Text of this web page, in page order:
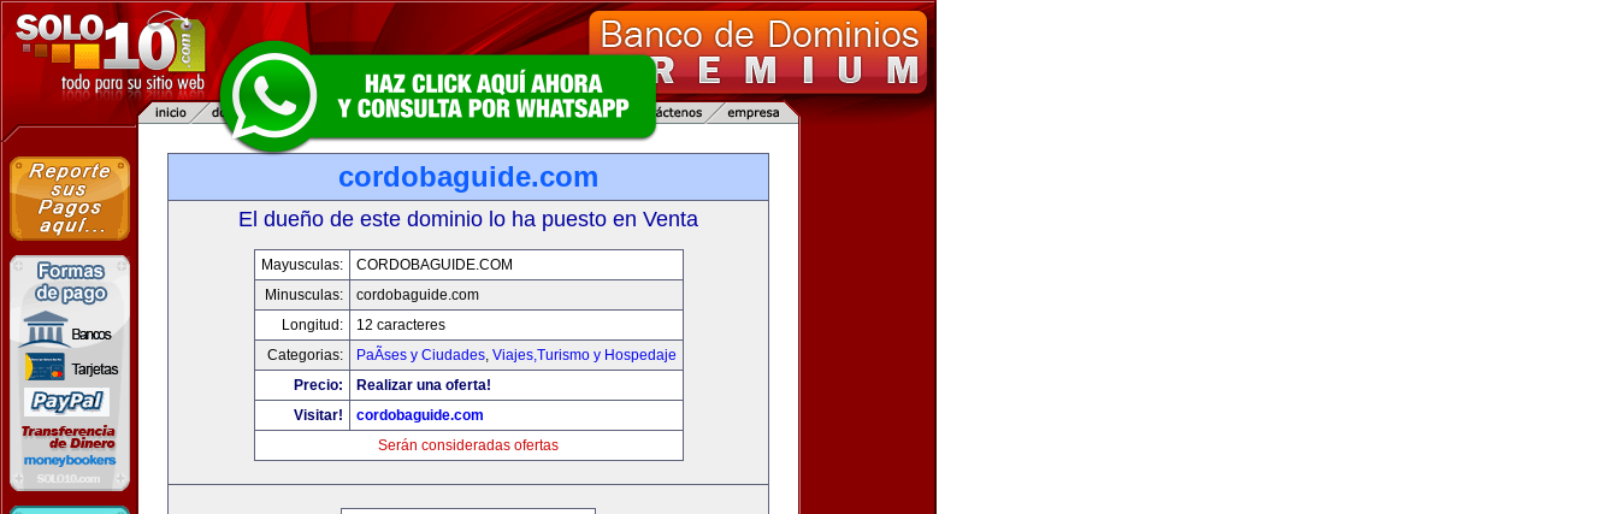
cordobaguide.com
El dueño de este dominio lo ha puesto en Venta
Mayusculas:
CORDOBAGUIDE.COM
Minusculas:
cordobaguide.com
Longitud:
12 caracteres
Categorias:
PaÃ­ses y Ciudades, Viajes,Turismo y Hospedaje
Precio:
Realizar una oferta!
Visitar!
cordobaguide.com
Serán consideradas ofertas